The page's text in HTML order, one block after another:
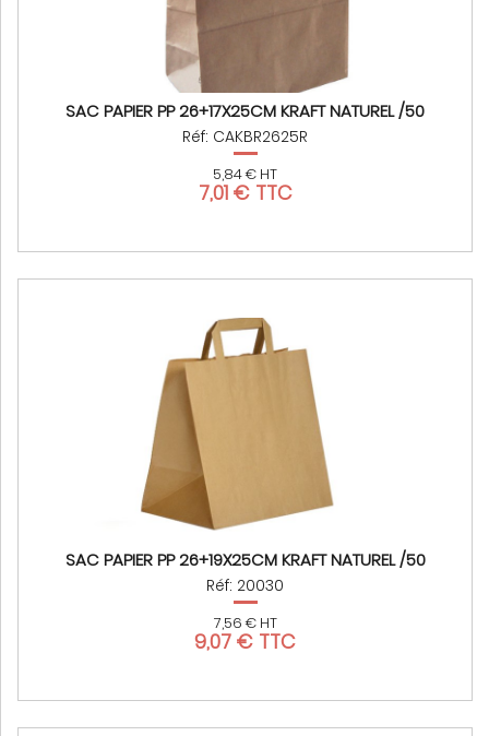
SAC PAPIER PP 26+17X25CM KRAFT NATUREL /50
Réf: CAKBR2625R
5,84 € HT
7,01 € TTC
SAC PAPIER PP 26+19X25CM KRAFT NATUREL /50
Réf: 20030
7,56 € HT
9,07 € TTC